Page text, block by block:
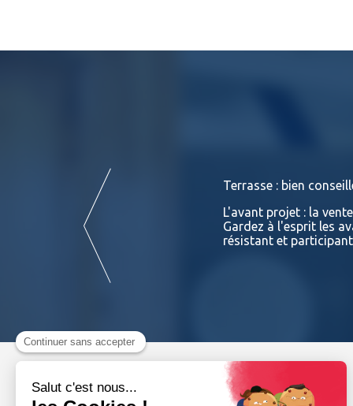
Tant sur le prix que sur ses
de professionnels sur ses
Terrasse : bien
L'avant projet : la
Gardez à l'esprit les
résistant et